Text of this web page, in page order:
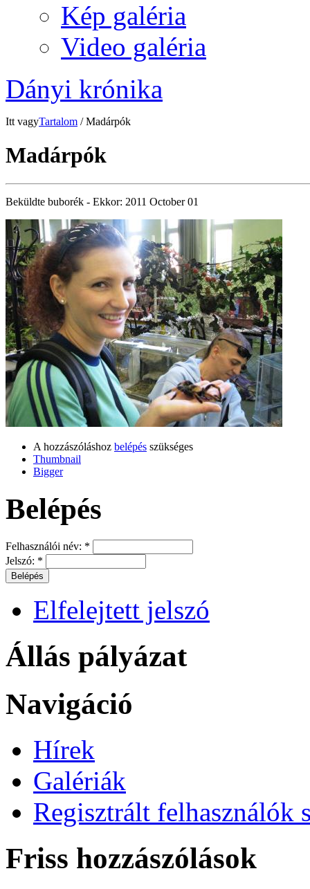
Kép galéria
Video galéria
Dányi krónika
Itt vagyTartalom / Madárpók
Madárpók
Beküldte buborék - Ekkor: 2011 October 01
A hozzászóláshoz belépés szükséges
Thumbnail
Bigger
Belépés
Felhasználói név: *
Jelszó: *
Elfelejtett jelszó
Állás pályázat
Navigáció
Hírek
Galériák
Regisztrált felhasználók
Friss hozzászólások